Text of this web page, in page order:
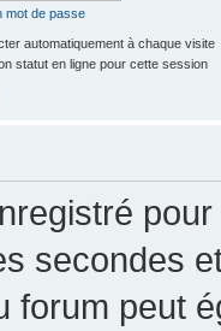
mot de passe
automatiquement à chaque visite
statut en ligne pour cette session
secondes
forum peut